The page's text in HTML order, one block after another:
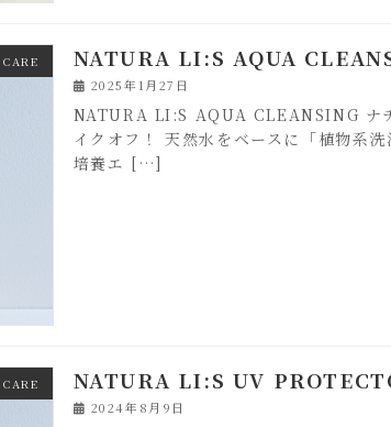
NATURA LI:S AQUA
2025年1月27日
NATURA LI:S AQUA CLEANSING ナ
イクオフ！ 天然水をベースに「植物系
培養エ […]
NATURA LI:S UV
2024年8月9日